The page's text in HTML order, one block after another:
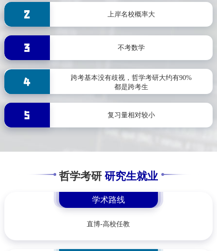
上岸名校概率大
不考数学
跨考基本没有歧视，哲学考研大约有90%
都是跨考生
复习量相对较小
哲学考研 研究生就业
学术路线
直博-高校任教